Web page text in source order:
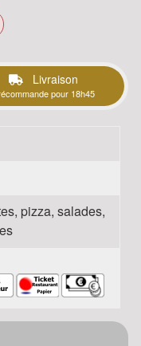
Livraison
pour 18h45
pizza, salades,